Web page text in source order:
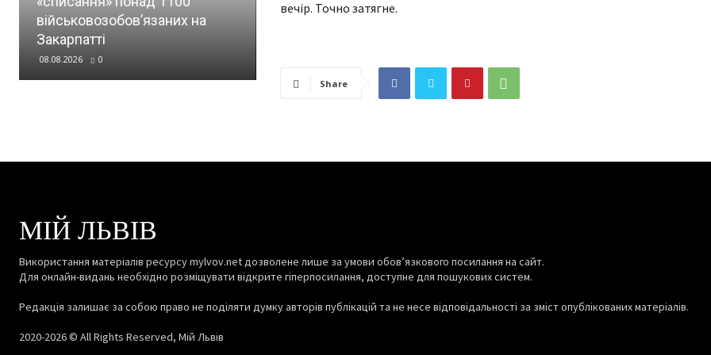
військовозобов’язаних на
Закарпатті
08.08.2026 0
спорядження Бундесверу: що
вечір. Точно затягне.
Share
МІЙ ЛЬВІВ
Використання матеріалів ресурсу mylvov.net дозволене лише за умови обов’язкового посилання на сайт.
Для онлайн-видань необхідно розміщувати відкрите гіперпосилання, доступне для пошукових систем.
Редакція залишає за собою право не поділяти думку авторів публікацій та не несе відповідальності за зміст опублікованих матеріалів.
2020-2026 © All Rights Reserved, Мій Львів